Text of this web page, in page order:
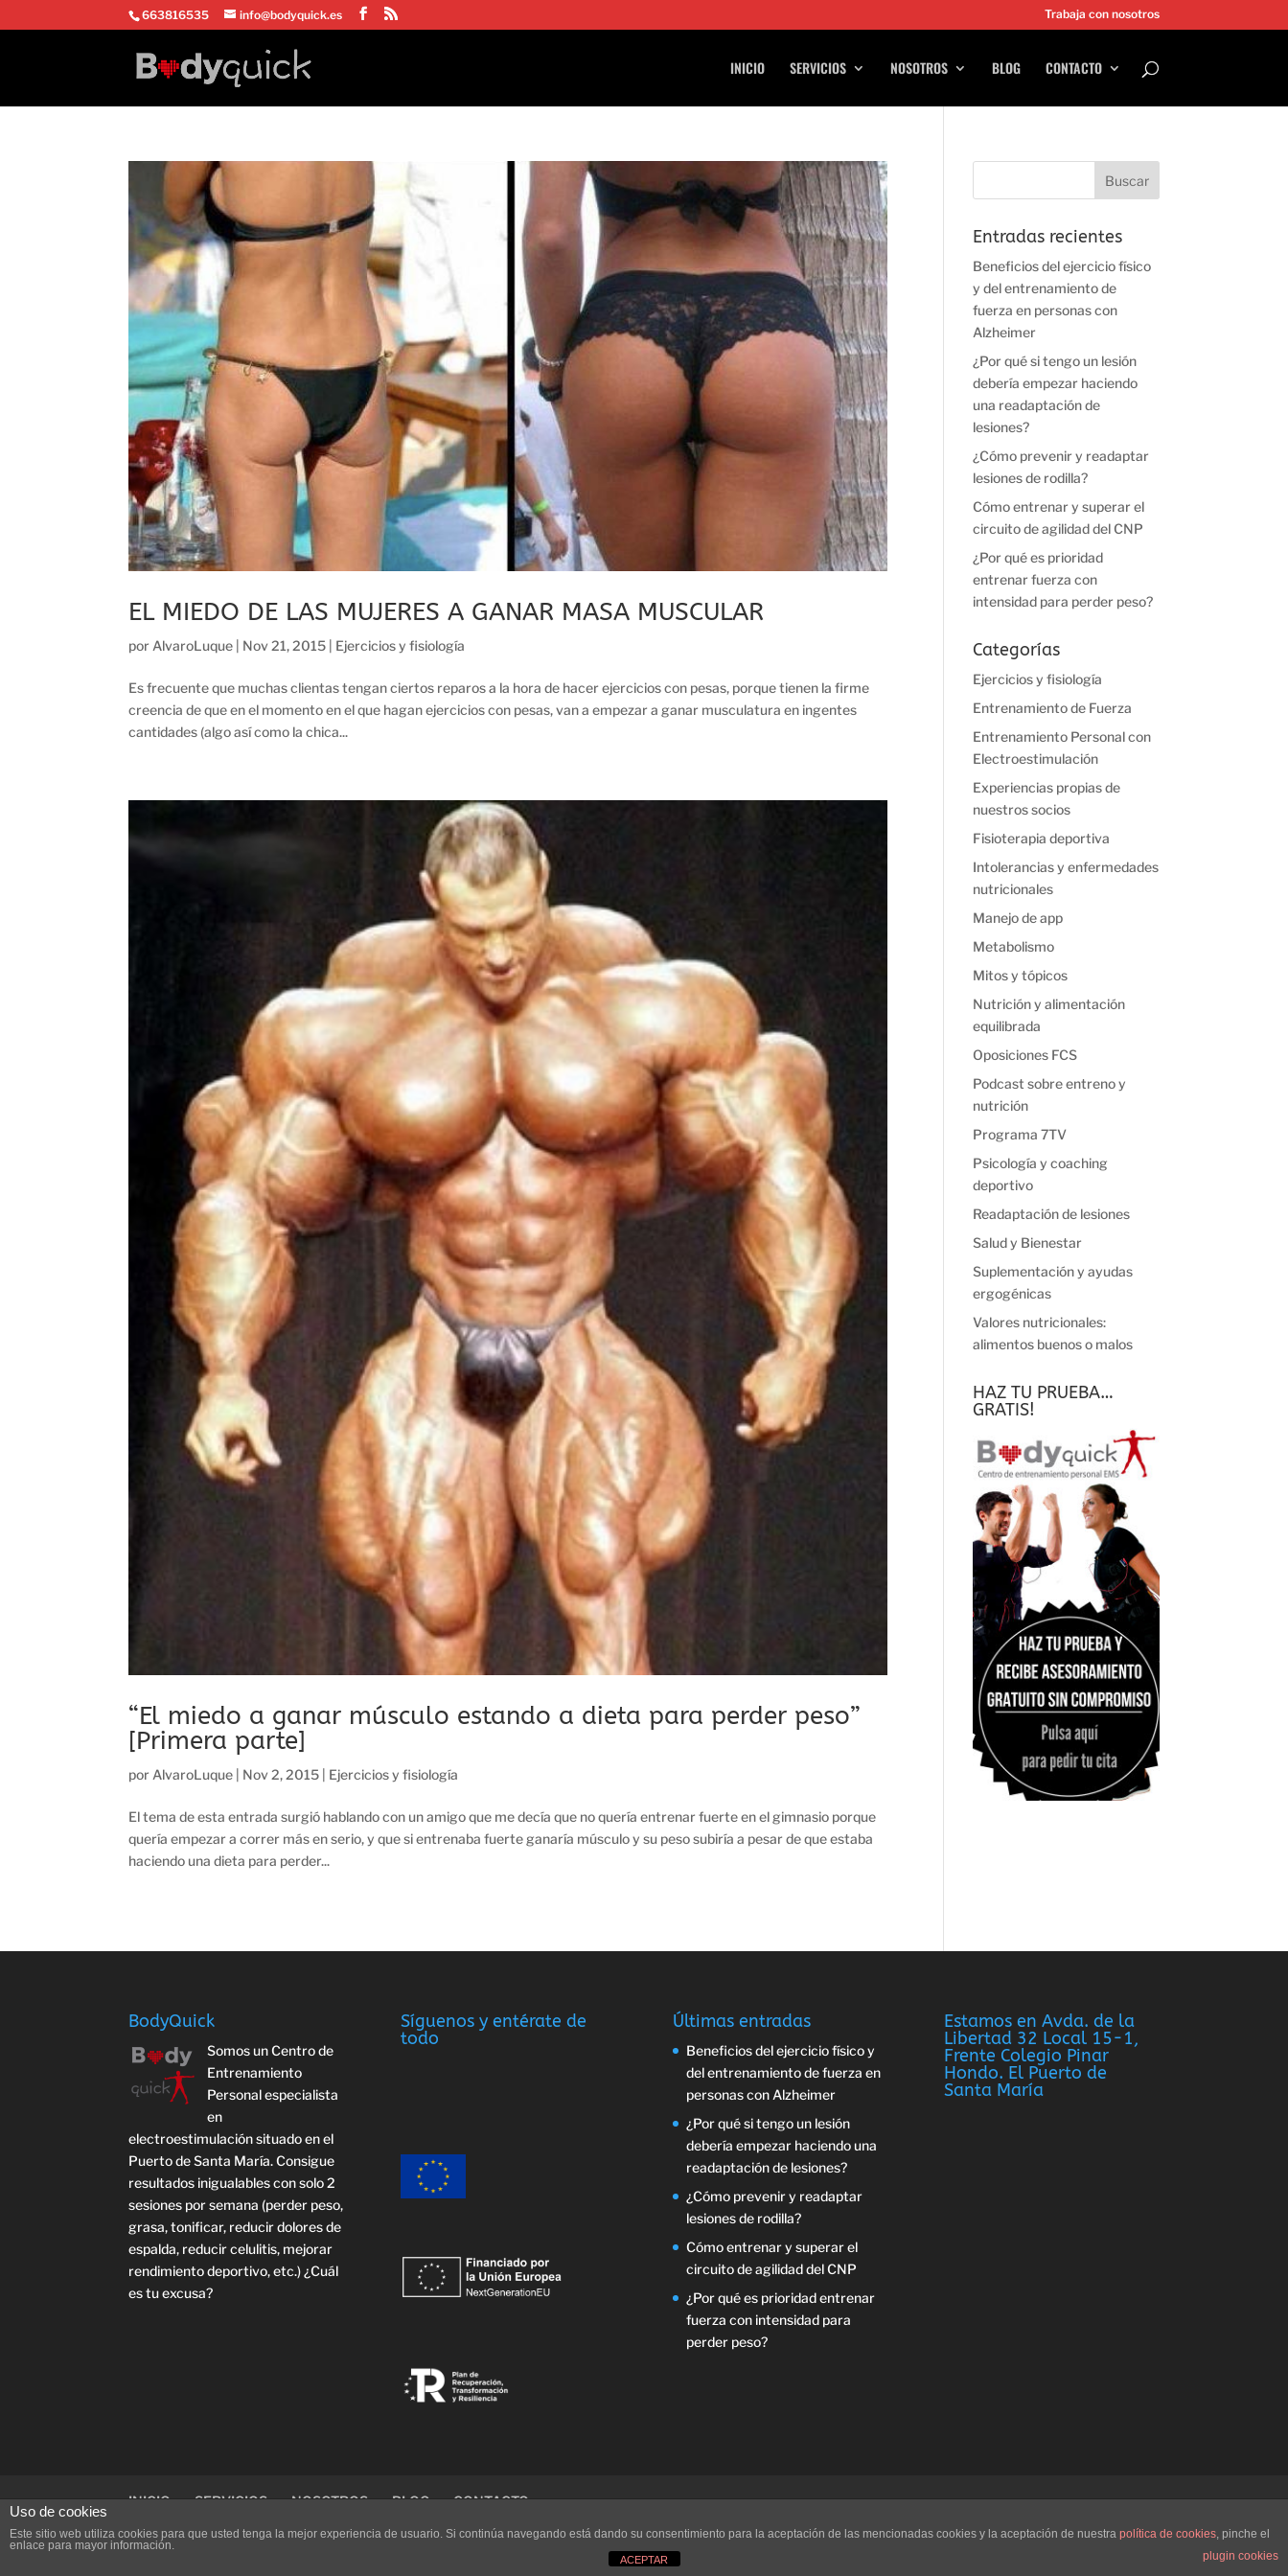
663816535 info@bodyquick.es Trabaja con nosotros
INICIO SERVICIOS NOSOTROS BLOG CONTACTO
EL MIEDO DE LAS MUJERES A GANAR MASA MUSCULAR
por AlvaroLuque Nov 21, 2015 Ejercicios y fisiología
Es frecuente que muchas clientas tengan ciertos reparos a la hora de hacer ejercicios con pesas, porque tienen la firme
creencia de que en el momento en el que hagan ejercicios con pesas, van a empezar a ganar musculatura en ingentes
cantidades (algo así como la chica...
“El miedo a ganar músculo estando a dieta para perder peso”
[Primera parte]
por AlvaroLuque Nov 2, 2015 Ejercicios y fisiología
El tema de esta entrada surgió hablando con un amigo que me decía que no quería entrenar fuerte en el gimnasio porque
quería empezar a correr más en serio, y que si entrenaba fuerte ganaría músculo y su peso subiría a pesar de que estaba
haciendo una dieta para perder...
Entradas recientes
Beneficios del ejercicio físico
y del entrenamiento de
fuerza en personas con
Alzheimer
¿Por qué si tengo un lesión
debería empezar haciendo
una readaptación de
lesiones?
¿Cómo prevenir y readaptar
lesiones de rodilla?
Cómo entrenar y superar el
circuito de agilidad del CNP
¿Por qué es prioridad
entrenar fuerza con
intensidad para perder peso?
Categorías
Ejercicios y fisiología
Entrenamiento de Fuerza
Entrenamiento Personal con
Electroestimulación
Experiencias propias de
nuestros socios
Fisioterapia deportiva
Intolerancias y enfermedades
nutricionales
Manejo de app
Metabolismo
Mitos y tópicos
Nutrición y alimentación
equilibrada
Oposiciones FCS
Podcast sobre entreno y
nutrición
Programa 7TV
Psicología y coaching
deportivo
Readaptación de lesiones
Salud y Bienestar
Suplementación y ayudas
ergogénicas
Valores nutricionales:
alimentos buenos o malos
HAZ TU PRUEBA…
GRATIS!
BodyQuick
Somos un Centro de
Entrenamiento
Personal especialista
en
electroestimulación situado en el
Puerto de Santa María. Consigue
resultados inigualables con solo 2
sesiones por semana (perder peso,
grasa, tonificar, reducir dolores de
espalda, reducir celulitis, mejorar
rendimiento deportivo, etc.) ¿Cuál
es tu excusa?
Síguenos y entérate de
todo
Últimas entradas
Beneficios del ejercicio físico y
del entrenamiento de fuerza en
personas con Alzheimer
¿Por qué si tengo un lesión
debería empezar haciendo una
readaptación de lesiones?
¿Cómo prevenir y readaptar
lesiones de rodilla?
Cómo entrenar y superar el
circuito de agilidad del CNP
¿Por qué es prioridad entrenar
fuerza con intensidad para
perder peso?
Estamos en Avda. de la
Libertad 32 Local 15-1,
Frente Colegio Pinar
Hondo. El Puerto de
Santa María
INICIO SERVICIOS NOSOTROS BLOG CONTACTO
Diseñado por
Uso de cookies
Este sitio web utiliza cookies para que usted tenga la mejor experiencia de usuario. Si continúa navegando está dando su consentimiento para la aceptación de las mencionadas cookies y la aceptación de nuestra política de cookies, pinche el
enlace para mayor información.
plugin cookies
ACEPTAR